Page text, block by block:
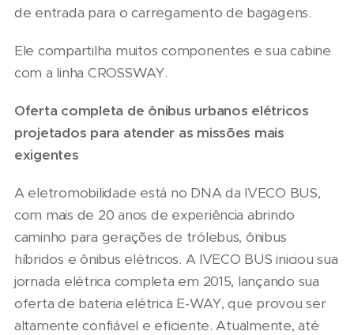
de entrada para o carregamento de bagagens.
Ele compartilha muitos componentes e sua cabine
com a linha CROSSWAY.
Oferta completa de ônibus urbanos elétricos
projetados para atender as missões mais
exigentes
A eletromobilidade está no DNA da IVECO BUS,
com mais de 20 anos de experiência abrindo
caminho para gerações de trólebus, ônibus
híbridos e ônibus elétricos. A IVECO BUS iniciou sua
jornada elétrica completa em 2015, lançando sua
oferta de bateria elétrica E-WAY, que provou ser
altamente confiável e eficiente. Atualmente, até